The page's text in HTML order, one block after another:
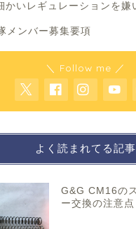
かいレギュレーションを嫌
メンバー募集要項
＼ Follow me ／
よく読まれてる記事
G&G CM16の
ー交換の注意点